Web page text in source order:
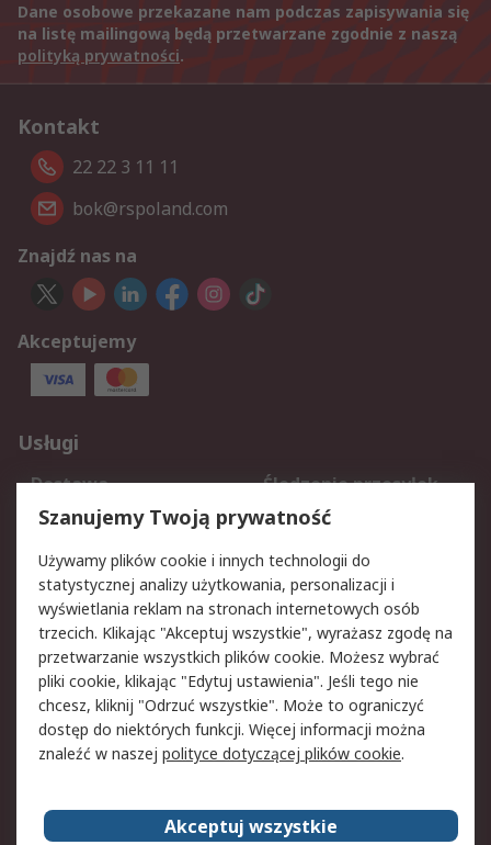
Dane osobowe przekazane nam podczas zapisywania się
na listę mailingową będą przetwarzane zgodnie z naszą
polityką prywatności.
Kontakt
22 22 3 11 11
bok@rspoland.com
Znajdź nas na
Akceptujemy
Usługi
Dostawa
Śledzenie przesyłek
Reklamacje i zwroty
Rejestracja
Aspekty prawne
Bezpieczeństwo e-
maila
Polityka dotycząca
plików cookie
Polityka prywatności
Użytkowanie witryny
Zastrzeżenia prawne
Warunki Sprzedaży
Kontakt
Szanujemy Twoją prywatność
Używamy plików cookie i innych technologii do
statystycznej analizy użytkowania, personalizacji i
wyświetlania reklam na stronach internetowych osób
trzecich. Klikając "Akceptuj wszystkie", wyrażasz zgodę na
przetwarzanie wszystkich plików cookie. Możesz wybrać
pliki cookie, klikając "Edytuj ustawienia". Jeśli tego nie
chcesz, kliknij "Odrzuć wszystkie". Może to ograniczyć
dostęp do niektórych funkcji. Więcej informacji można
znaleźć w naszej polityce dotyczącej plików cookie.
Akceptuj wszystkie